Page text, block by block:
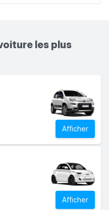
les plus
Afficher
Afficher